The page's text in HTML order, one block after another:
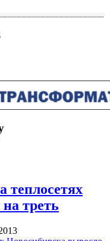
теплосетях
треть